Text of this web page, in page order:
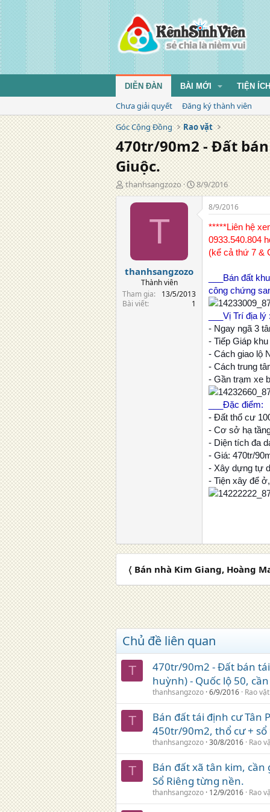
DIỄN ĐÀN BÀI MỚI TIỆN ÍCH
Chưa giải quyết
Đăng ký thành viên
Góc Cộng Đồng
Rao vặt
470tr/90m2 - Đất
Giuộc.
T
á
thanhsangzozo
N
g
y
8/9/2016
T
thanhsangzozo
Thành viên
Tham gia
13/5/2013
Bài viết
1
8/9/2016
*****Liên hệ
0933.540.804
(kể cả thứ 7 &
___Bán đất
công chứng
___Vị Trí địa lý :
- Ngay ngã 3
- Tiếp Giáp
- Cách giao lộ
- Cách trung
- Gần trạm xe
___Đặc điểm:
- Đất thổ cư
- Cơ sở hạ
- Diện tích đa
- Giá: 470tr/
- Xây dựng tự
- Tiện xây để
〈 Bán nhà Kim Giang, Hoàng
Chủ đề liên quan
T
470tr/90m2 - Đất bán
huỳnh) - Quốc lộ 50,
thanhsangzozo 6/9/2016 Rao vặt
T
Bán đất tái định cư Tân
450tr/90m2, thổ cư + sổ
thanhsangzozo 30/8/2016 Rao
T
Bán đất xã tân kim, cần
Sổ Riêng từng nền.
thanhsangzozo 12/9/2016 Rao